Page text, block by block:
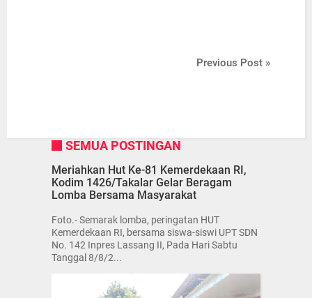
Previous Post »
SEMUA POSTINGAN
Meriahkan Hut Ke-81 Kemerdekaan RI,
Kodim 1426/Takalar Gelar Beragam
Lomba Bersama Masyarakat
Foto.- Semarak lomba, peringatan HUT
Kemerdekaan RI, bersama siswa-siswi UPT SDN
No. 142 Inpres Lassang II, Pada Hari Sabtu
Tanggal 8/8/2...